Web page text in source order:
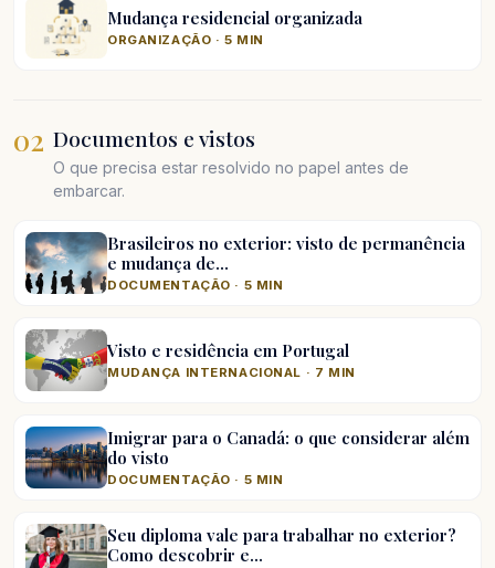
Mudança residencial organizada
ORGANIZAÇÃO · 5 MIN
02 Documentos e vistos
O que precisa estar resolvido no papel antes de
embarcar.
Brasileiros no exterior: visto de permanência
e mudança de…
DOCUMENTAÇÃO · 5 MIN
Visto e residência em Portugal
MUDANÇA INTERNACIONAL · 7 MIN
Imigrar para o Canadá: o que considerar além
do visto
DOCUMENTAÇÃO · 5 MIN
Seu diploma vale para trabalhar no exterior?
Como descobrir e…